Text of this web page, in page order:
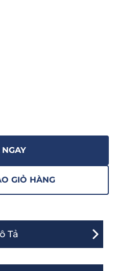
GIỎ HÀNG
Tả